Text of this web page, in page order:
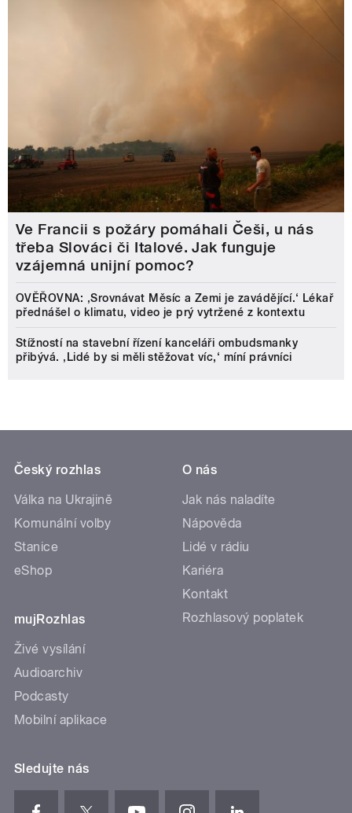
Ve Francii s požáry pomáhali Češi, u nás
třeba Slováci či Italové. Jak funguje
vzájemná unijní pomoc?
OVĚŘOVNA: ‚Srovnávat Měsíc a Zemi je zavádějící.‘ Lékař
přednášel o klimatu, video je prý vytržené z kontextu
Stížností na stavební řízení kanceláři ombudsmanky
přibývá. ‚Lidé by si měli stěžovat víc,‘ míní právníci
Český rozhlas
Válka na Ukrajině
Komunální volby
Stanice
eShop
mujRozhlas
Živé vysílání
Audioarchiv
Podcasty
Mobilní aplikace
O nás
Jak nás naladíte
Nápověda
Lidé v rádiu
Kariéra
Kontakt
Rozhlasový poplatek
Sledujte nás